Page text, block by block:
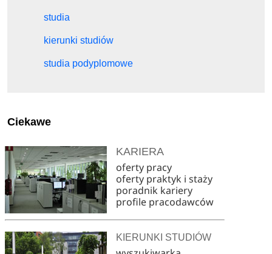
studia
kierunki studiów
studia podyplomowe
Ciekawe
KARIERA
oferty pracy
oferty praktyk i staży
poradnik kariery
profile pracodawców
KIERUNKI STUDIÓW